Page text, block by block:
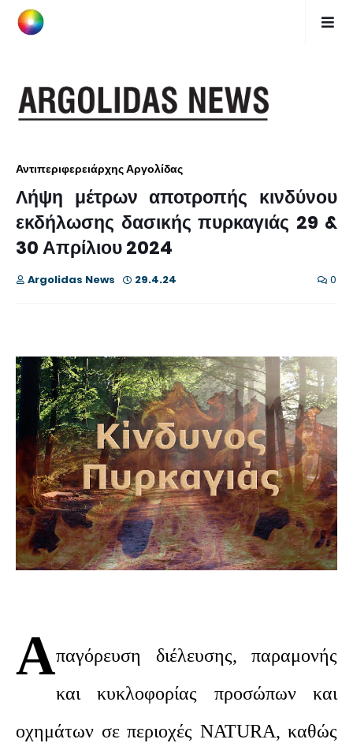
Αντιπεριφερειάρχης Αργολίδας
Λήψη μέτρων αποτροπής κινδύνου
εκδήλωσης δασικής πυρκαγιάς 29 &
30 Απρίλιου 2024
Argolidas News 29.4.24 0
Απαγόρευση διέλευσης, παραμονής
και κυκλοφορίας προσώπων και
οχημάτων σε περιοχές NATURA, καθώς